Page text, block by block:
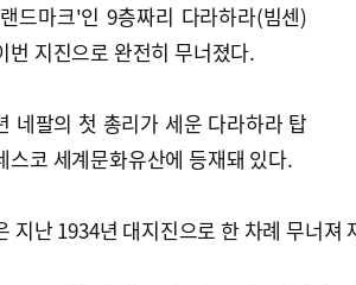
드마크'인 9층짜리 다라하라(빔센)
번 지진으로 완전히 무너졌다.
네팔의 첫 총리가 세운 다라하라 탑
스코 세계문화유산에 등재돼 있다.
지난 1934년 대지진으로 한 차례 무너져